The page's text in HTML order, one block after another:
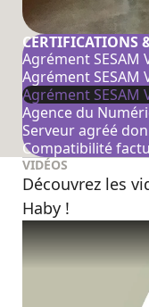
CERTIFICATIONS
Agrément SESAM
Agrément SESAM
Agrément SESAM
Agence du
Serveur agréé
Compatibilité
VIDÉOS
Découvrez les
Haby !